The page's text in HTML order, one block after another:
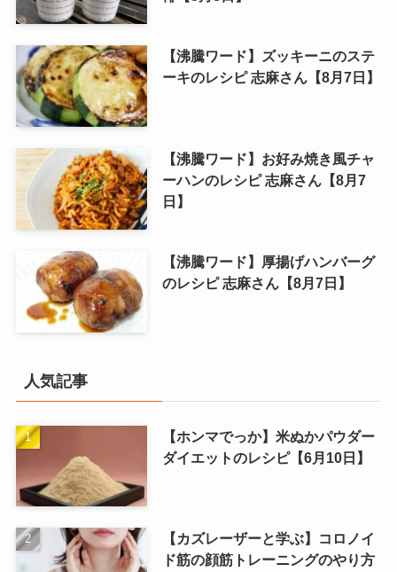
【沸騰ワード】ズッキーニのステ
ーキのレシピ 志麻さん【8月7日】
【沸騰ワード】お好み焼き風チャ
ーハンのレシピ 志麻さん【8月7
日】
【沸騰ワード】厚揚げハンバーグ
のレシピ 志麻さん【8月7日】
人気記事
【ホンマでっか】米ぬかパウダー
ダイエットのレシピ【6月10日】
【カズレーザーと学ぶ】コロノイ
ド筋の顔筋トレーニングのやり方